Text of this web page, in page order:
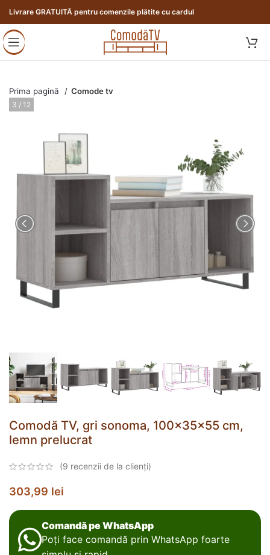
Livrare GRATUITĂ pentru comenzile plătite cu cardul
Prima pagină Comode tv
3 / 12
Comodă TV, gri sonoma, 100x35x55 cm,
lemn prelucrat
(9 recenzii de la clienți)
303,99 lei
Comandă pe WhatsApp
Poți face comandă prin WhatsApp foarte